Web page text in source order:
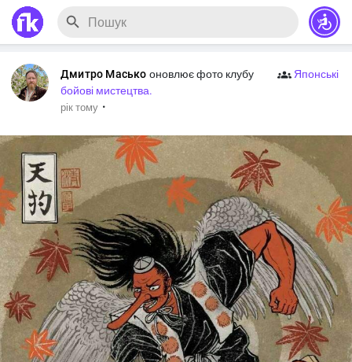
Дмитро Масько оновлює фото клубу
Японські
бойові мистецтва.
рік тому ·